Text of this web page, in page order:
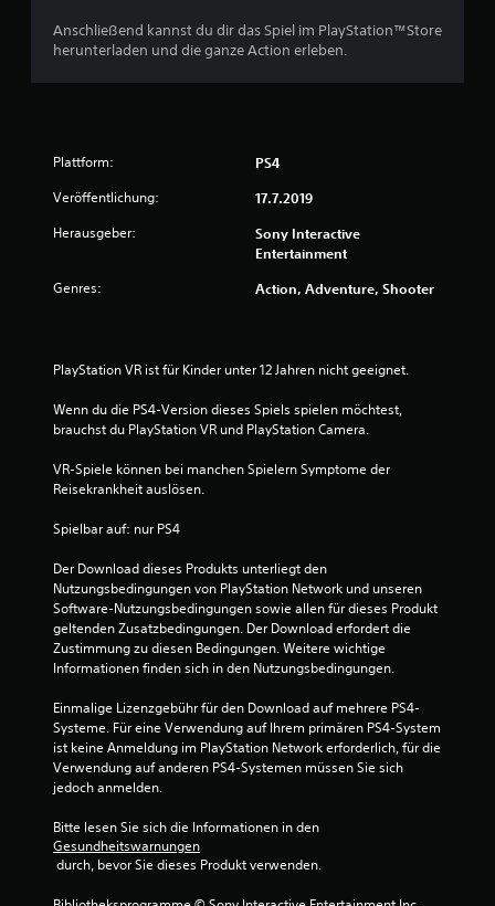
r
.
1
v
S
e
r
Anschließend kannst du dir das Spiel im PlayStation™Store
herunterladen und die ganze Action erleben.
Plattform: PS4
Veröffentlichung: 17.7.2019
Herausgeber:
Sony Interactive
Entertainment
Genres: Action, Adventure, Shooter
PlayStation VR ist für Kinder unter 12 Jahren nicht geeignet.
Wenn du die PS4-Version dieses Spiels spielen möchtest,
brauchst du PlayStation VR und PlayStation Camera.
VR-Spiele können bei manchen Spielern Symptome der
Reisekrankheit auslösen.
Spielbar auf: nur PS4
Der Download dieses Produkts unterliegt den
Nutzungsbedingungen von PlayStation Network und unseren
Software-Nutzungsbedingungen sowie allen für dieses Produkt
geltenden Zusatzbedingungen. Der Download erfordert die
Zustimmung zu diesen Bedingungen. Weitere wichtige
Informationen finden sich in den Nutzungsbedingungen.
Einmalige Lizenzgebühr für den Download auf mehrere PS4-
Systeme. Für eine Verwendung auf Ihrem primären PS4-System
ist keine Anmeldung im PlayStation Network erforderlich, für die
Verwendung auf anderen PS4-Systemen müssen Sie sich
jedoch anmelden.
Bitte lesen Sie sich die Informationen in den
Gesundheitswarnungen
durch, bevor Sie dieses Produkt verwenden.